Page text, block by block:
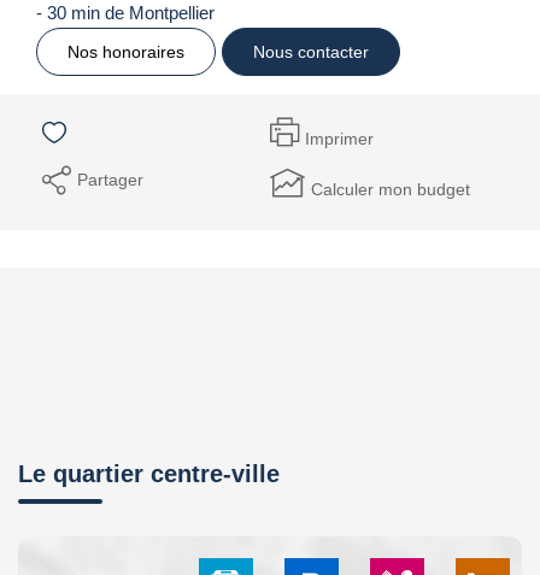
- 30 min de Montpellier
Nos honoraires Nous contacter
Imprimer
Partager Calculer mon budget
Le quartier centre-ville